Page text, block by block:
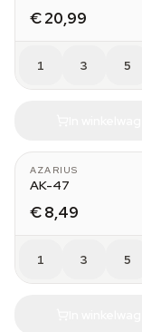
€ 20,99
1 3 5
AZARIUS
AK-47
€ 8,49
1 3 5